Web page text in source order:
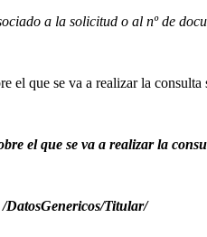
a la solicitud o al nº de
el que se va a realizar la consulta
el que se va a realizar la
DatosGenericos/Titular/